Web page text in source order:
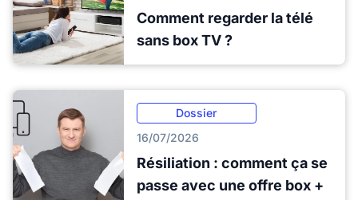
Comment regarder la télé
sans box TV ?
Dossier
16/07/2026
Résiliation : comment ça se
passe avec une offre box +